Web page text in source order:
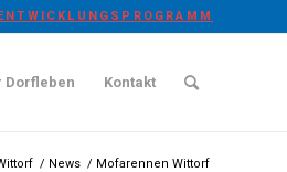
Dorfleben Kontakt
/ News / Mofarennen Wittorf